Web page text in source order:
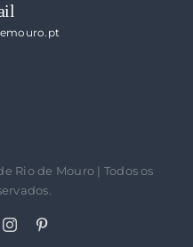
Rio de Mouro | Todos os
Instagram